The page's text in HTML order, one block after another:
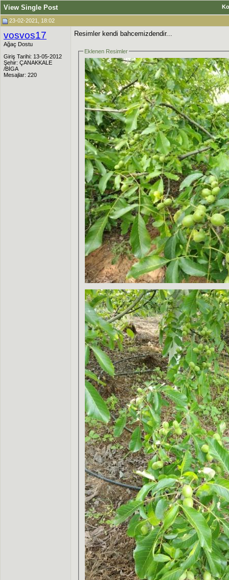
View Single Post
23-02-2021, 18:02
vosvos17
Ağaç Dostu
Giriş Tarihi: 13-05-2012
Şehir: ÇANAKKALE
/BİGA
Mesajlar: 220
Resimler kendi bahcemizdendir...
Eklenen Resimler